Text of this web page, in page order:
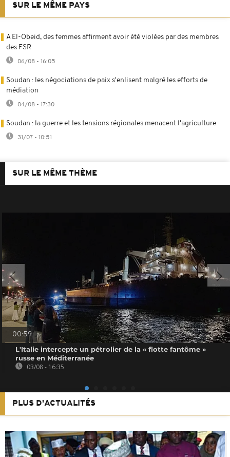
SUR LE MÊME PAYS
A El-Obeid, des femmes affirment avoir été violées par des membres
des FSR
06/08 - 16:05
Soudan : les négociations de paix s'enlisent malgré les efforts de
médiation
04/08 - 17:30
Soudan : la guerre et les tensions régionales menacent l'agriculture
31/07 - 10:51
SUR LE MÊME THÈME
00:59
L'Italie intercepte un pétrolier de la « flotte fantôme »
russe en Méditerranée
03/08 - 16:35
PLUS D'ACTUALITÉS